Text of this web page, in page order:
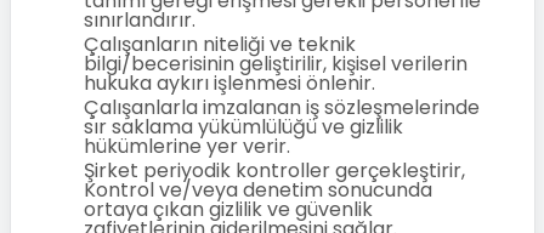
sınırlandırır.
Çalışanların niteliği ve teknik
bilgi/becerisinin geliştirilir, kişisel verilerin
hukuka aykırı işlenmesi önlenir.
Çalışanlarla imzalanan iş sözleşmelerinde
sır saklama yükümlülüğü ve gizlilik
hükümlerine yer verir.
Şirket periyodik kontroller gerçekleştirir,
Kontrol ve/veya denetim sonucunda
ortaya çıkan gizlilik ve güvenlik